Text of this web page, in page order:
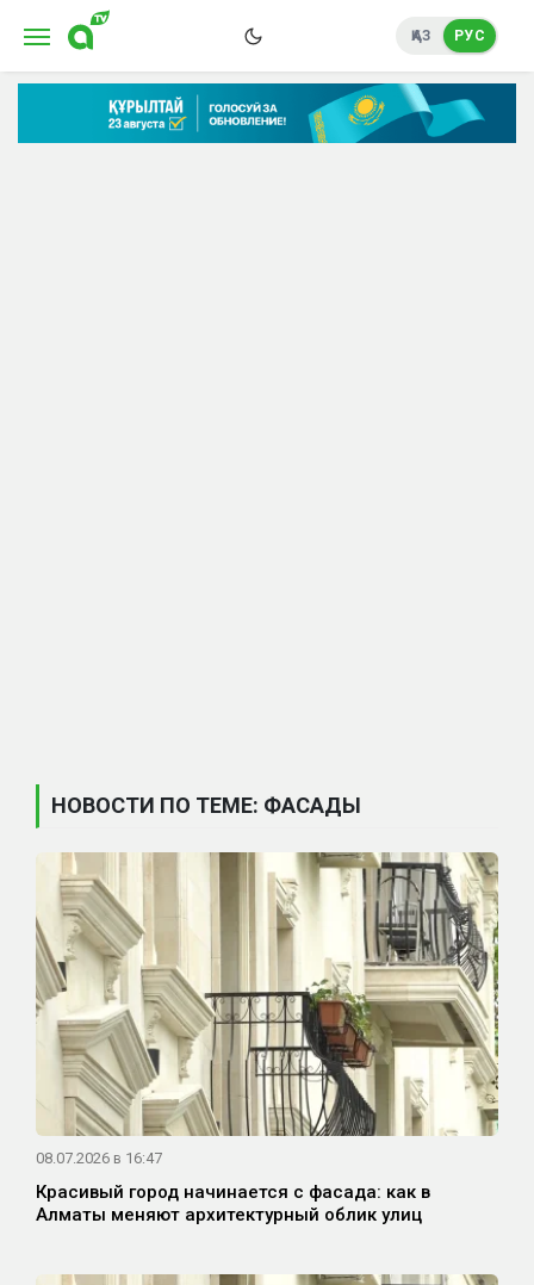
ҚАЗ РУС
НОВОСТИ ПО ТЕМЕ: ФАСАДЫ
08.07.2026 в 16:47
Красивый город начинается с фасада: как в
Алматы меняют архитектурный облик улиц